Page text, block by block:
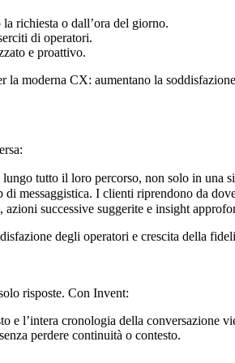
richiesta o dall’ora del giorno.
di operatori.
e proattivo.
moderna CX: aumentano la
tutto il loro percorso, non solo in una
messaggistica. I clienti riprendono da
successive suggerite e insight
degli operatori e crescita della
risposte. Con Invent:
e l’intera cronologia della conversazione
perdere continuità o contesto.